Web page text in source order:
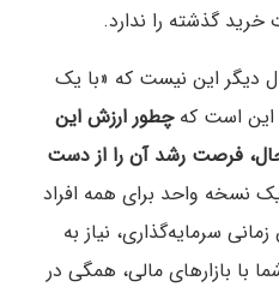
خرید گذشته را ندارد.
دیگر این نیست که «با یک
این است کهچطور ارزش این
فرصت رشد آن را از دست
نسخه واحد برای همه افراد
سرمایه‌گذاری، نیاز به
با بازارهای مالی، همگی در